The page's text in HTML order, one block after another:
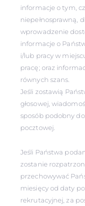
informacje o tym,
niepełnosprawną,
wprowadzenie
informacje o
i/lub pracy w
pracę; oraz
równych szans.
Jeśli zostawią
głosowej,
sposób podobny
pocztowej.
Jeśli Państwa
zostanie
przechowywać
miesięcy od daty
rekrutacyjnej, za